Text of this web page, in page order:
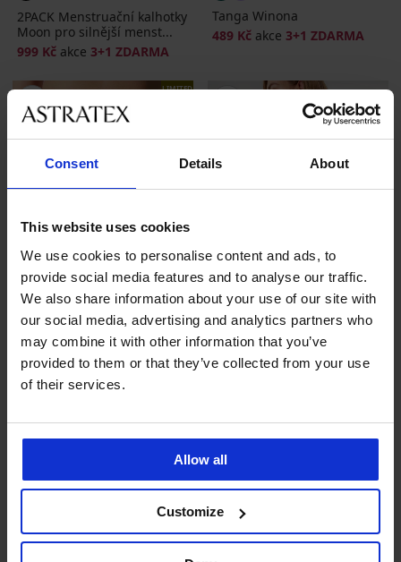
Consent Details About
This website uses cookies
We use cookies to personalise content and ads, to
provide social media features and to analyse our traffic.
We also share information about your use of our site with
our social media, advertising and analytics partners who
may combine it with other information that you’ve
provided to them or that they’ve collected from your use
of their services.
Allow all
Customize
2PACK Menstruační kalhotky
Moon pro silnější menst...
999 Kč akce 3+1 ZDARMA
Tanga Winona
489 Kč akce 3+1 ZDARMA
LIMITED
3+1 ZDARMA 3+1 ZDARMA